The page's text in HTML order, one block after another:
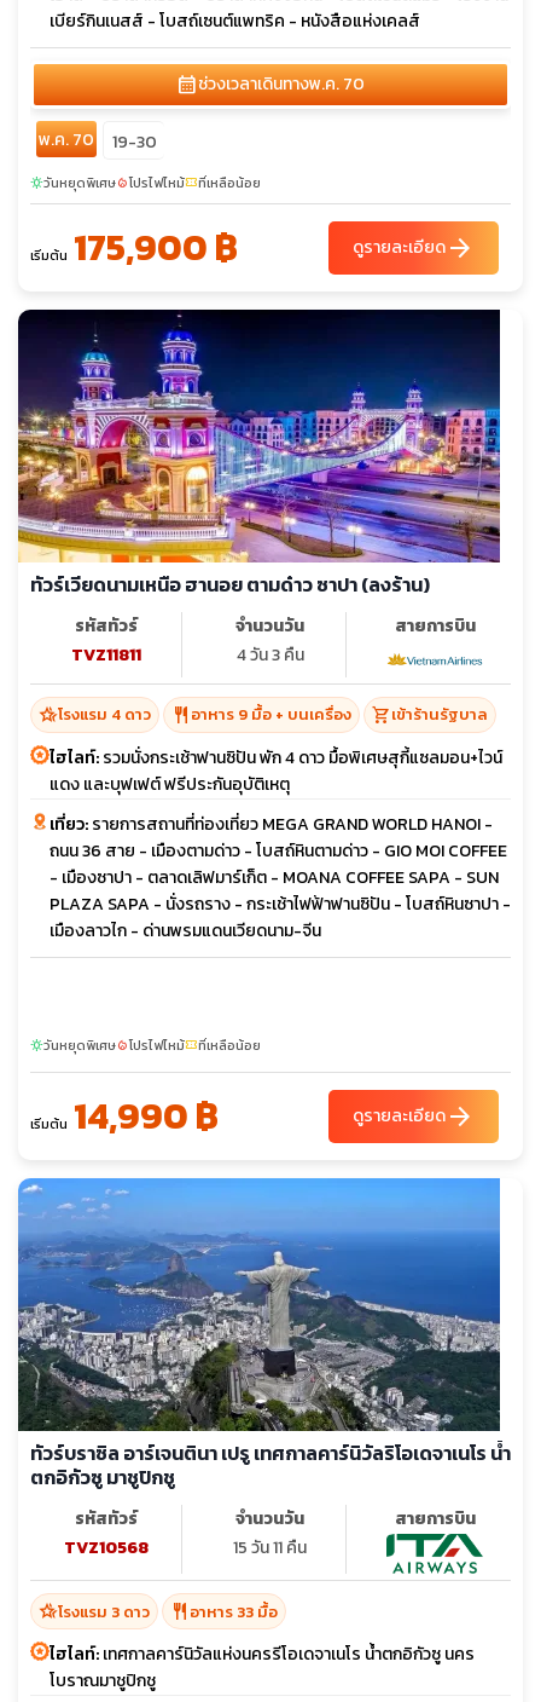
เบียร์กินเนสส์ - โบสถ์เซนต์แพทริค - หนังสือแห่งเคลส์
calendar_monthช่วงเวลาเดินทางพ.ค. 70
พ.ค. 70 19-30
sunnyวันหยุดพิเศษlocal_fire_departmentโปรไฟไหม้confirmation_numberที่เหลือน้อย
เริ่มต้น 175,900 ฿ ดูรายละเอียดarrow_forward
ทัวร์เวียดนามเหนือ ฮานอย ตามด๋าว ซาปา (ลงร้าน)
รหัสทัวร์
TVZ11811
จำนวนวัน
4 วัน 3 คืน
สายการบิน
hotel_classโรงแรม 4 ดาว restaurant อาหาร 9 มื้อ + บนเครื่อง shopping_cartเข้าร้านรัฐบาล
ไฮไลท์:รวมนั่งกระเช้าฟานซิปัน พัก 4 ดาว มื้อพิเศษสุกี้แซลมอน+ไวน์
แดง และบุฟเฟต์ ฟรีประกันอุบัติเหตุ
เที่ยว:รายการสถานที่ท่องเที่ยว MEGA GRAND WORLD HANOI -
ถนน 36 สาย - เมืองตามด่าว - โบสถ์หินตามด่าว - GIO MOI COFFEE
- เมืองซาปา - ตลาดเลิฟมาร์เก็ต - MOANA COFFEE SAPA - SUN
PLAZA SAPA - นั่งรถราง - กระเช้าไฟฟ้าฟานซิปัน - โบสถ์หินซาปา -
เมืองลาวไก - ด่านพรมแดนเวียดนาม-จีน
sunnyวันหยุดพิเศษlocal_fire_departmentโปรไฟไหม้confirmation_numberที่เหลือน้อย
เริ่มต้น 14,990 ฿ ดูรายละเอียดarrow_forward
ทัวร์บราซิล อาร์เจนตินา เปรู เทศกาลคาร์นิวัลริโอเดจาเนโร น้ำ
ตกอิกัวซู มาชูปิกชู
รหัสทัวร์
TVZ10568
จำนวนวัน
15 วัน 11 คืน
สายการบิน
hotel_classโรงแรม 3 ดาว restaurant อาหาร 33 มื้อ
ไฮไลท์:เทศกาลคาร์นิวัลแห่งนครรีโอเดจาเนโร น้ำตกอิกัวซู นคร
โบราณมาชูปิกชู